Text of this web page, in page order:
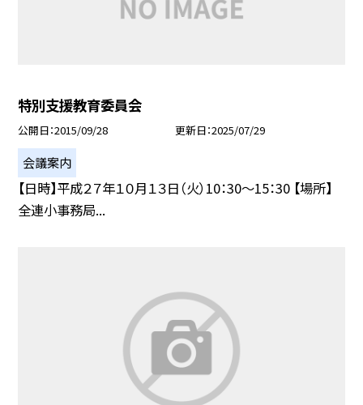
特別支援教育委員会
公開日 2015/09/28 更新日 2025/07/29
会議案内
【日時】平成２７年１０月１３日（火）10：30〜15：30 【場所】
全連小事務局...